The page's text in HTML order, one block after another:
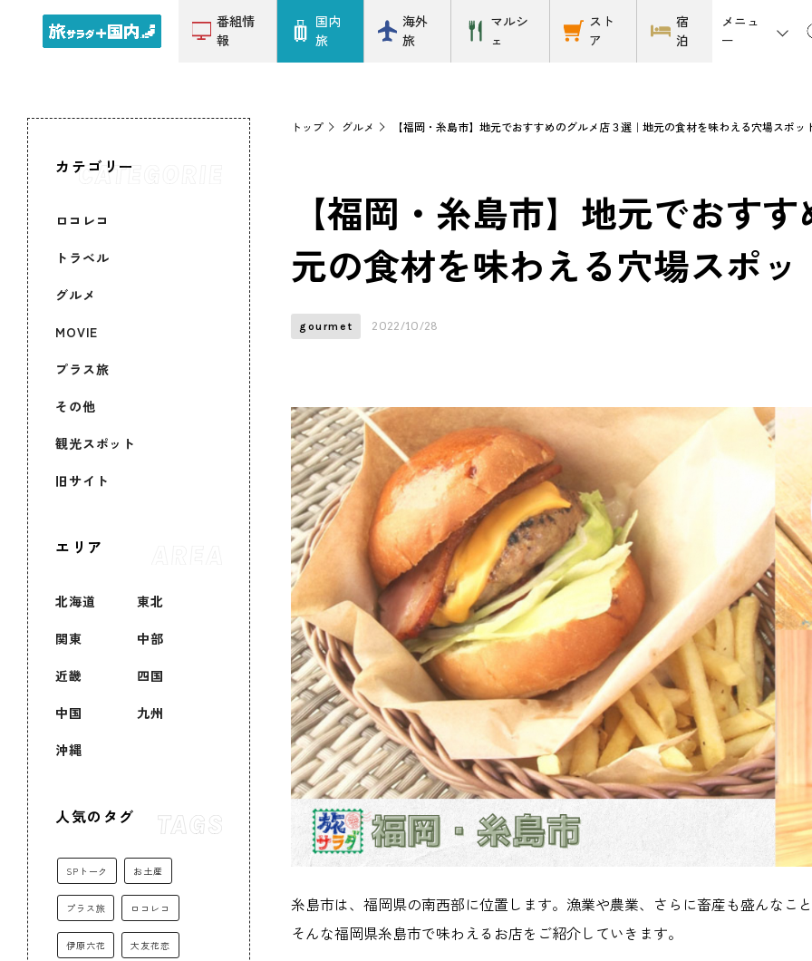
番組情
報
国内
旅
海外
旅
マルシ
ェ
スト
ア
宿
泊
メニュ
ー
カテゴリー
ロコレコ
トラベル
グルメ
MOVIE
プラス旅
その他
観光スポット
旧サイト
エリア
北海道 東北
関東 中部
近畿 四国
中国 九州
沖縄
人気のタグ
SPトーク お土産
プラス旅 ロコレコ
伊原六花 大友花恋
トップ グルメ 【福岡・糸島市】地元でおすすめのグルメ店３選｜地元の食材を味わえる穴場スポッ
【福岡・糸島市】地元でおす
元の食材を味わえる穴場スポッ
gourmet 2022/10/28
糸島市は、福岡県の南西部に位置します。漁業や農業、さらに畜産も盛んなこ
そんな福岡県糸島市で味わえるお店をご紹介していきます。